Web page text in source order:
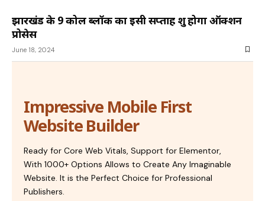
झारखंड के 9 कोल ब्लॉक का इसी सप्ताह शुरू होगा ऑक्शन
प्रोसेस
June 18, 2024
Impressive Mobile First
Website Builder
Ready for Core Web Vitals, Support for Elementor,
With 1000+ Options Allows to Create Any Imaginable
Website. It is the Perfect Choice for Professional
Publishers.